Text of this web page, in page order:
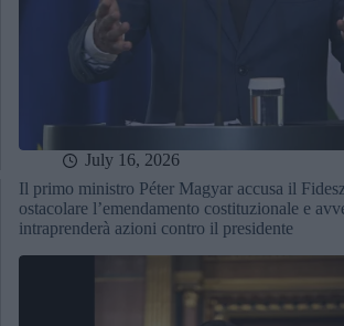
July 16, 2026
Il primo ministro Péter Magyar accusa il
ostacolare l’emendamento costituzionale e
intraprenderà azioni contro il presidente